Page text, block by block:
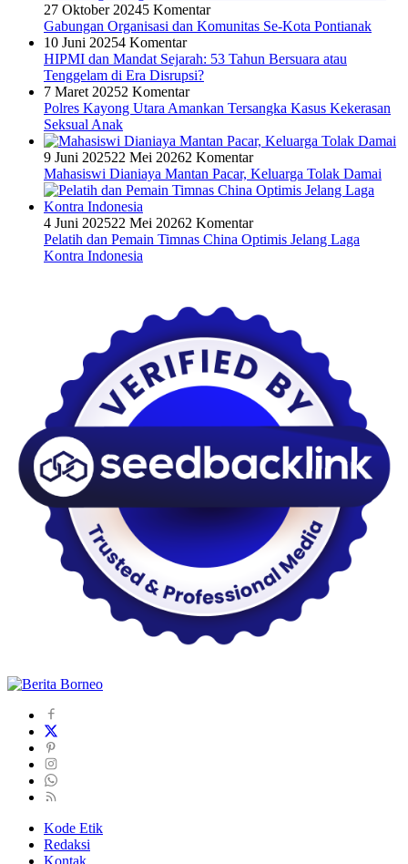
27 Oktober 20245 Komentar
Gabungan Organisasi dan Komunitas Se-Kota Pontianak
10 Juni 20254 Komentar
HIPMI dan Mandat Sejarah: 53 Tahun Bersuara atau
Tenggelam di Era Disrupsi?
7 Maret 20252 Komentar
Polres Kayong Utara Amankan Tersangka Kasus Kekerasan
Seksual Anak
9 Juni 202522 Mei 20262 Komentar
Mahasiswi Dianiaya Mantan Pacar, Keluarga Tolak Damai
4 Juni 202522 Mei 20262 Komentar
Pelatih dan Pemain Timnas China Optimis Jelang Laga
Kontra Indonesia
Kode Etik
Redaksi
Kontak